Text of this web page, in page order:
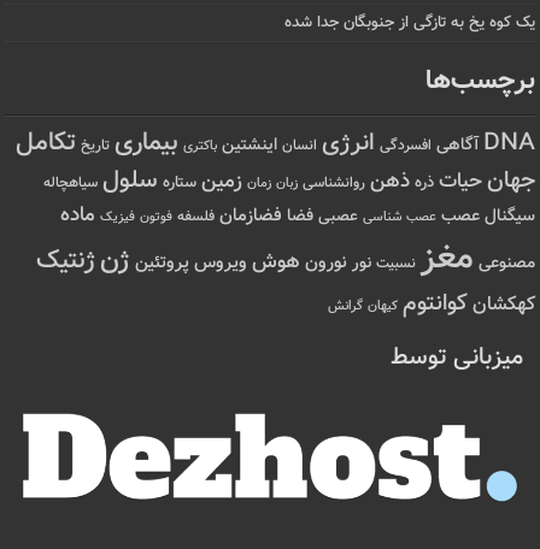
کوه یخ به تازگی از جنوبگان جدا شده
آگاهی افسردگی انرژی انسان اینشتین باکتری بیماری تاریخ تکامل
حیات ذره ذهن روانشناسی زبان زمان زمین ستاره سلول سیاهچاله
عصب عصب شناسی عصبی فضافضازمان فلسفه فوتون فیزیک ماده
مغز نسبیت نورنورونهوشویروسپروتئینژنژنتیک
کوانتوم کیهان گرانش
میزبانی توسط